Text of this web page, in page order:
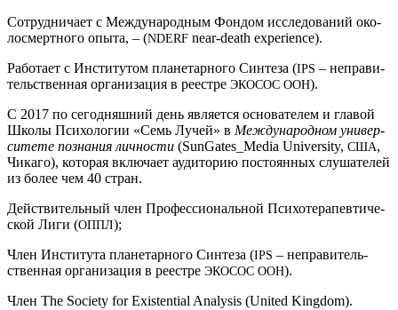
Сотруд­ни­ча­ет с Меж­ду­на­род­ным Фон­дом иссле­до­ва­ний око­
лосмерт­но­го опы­та, – (NDERF near-death experience).
Рабо­та­ет с Инсти­ту­том пла­не­тар­но­го Син­те­за (IPS – непра­ви­
тель­ствен­ная орга­ни­за­ция в реест­ре ЭКО­СОС ООН).
С 2017 по сего­дняш­ний день явля­ет­ся осно­ва­те­лем и гла­вой
Шко­лы Пси­хо­ло­гии «Семь Лучей» в Меж­ду­на­род­ном уни­вер­
си­те­те позна­ния лич­но­сти (SunGates_​Media University, США,
Чика­го), кото­рая вклю­ча­ет ауди­то­рию посто­ян­ных слу­ша­те­лей
из более чем 40 стран.
Дей­стви­тель­ный член Про­фес­си­о­наль­ной Пси­хо­те­ра­пев­ти­че­
ской Лиги (ОППЛ);
Член Инсти­ту­та пла­не­тар­но­го Син­те­за (IPS – непра­ви­тель­
ствен­ная орга­ни­за­ция в реест­ре ЭКО­СОС ООН).
Член The Society for Existential Analysis (United Kingdom).